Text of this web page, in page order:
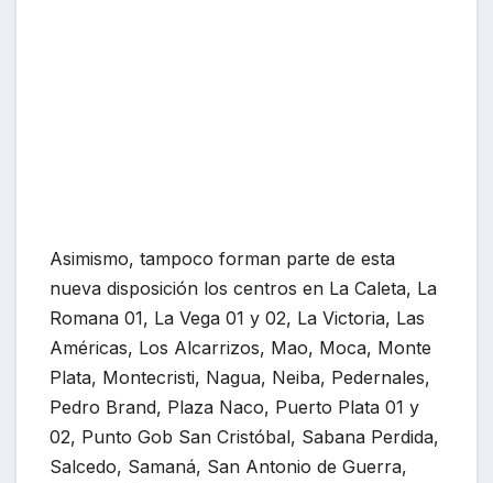
Asimismo, tampoco forman parte de esta
nueva disposición los centros en La Caleta, La
Romana 01, La Vega 01 y 02, La Victoria, Las
Américas, Los Alcarrizos, Mao, Moca, Monte
Plata, Montecristi, Nagua, Neiba, Pedernales,
Pedro Brand, Plaza Naco, Puerto Plata 01 y
02, Punto Gob San Cristóbal, Sabana Perdida,
Salcedo, Samaná, San Antonio de Guerra,